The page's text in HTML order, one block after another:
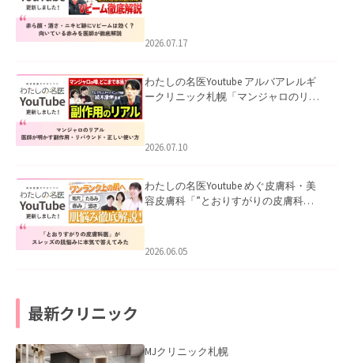
した。
2026.07.17
わたしの名医Youtube アルバアレルギ
ークリニック札幌「マンジャロのリア
た。
2026.07.10
わたしの名医Youtube めぐ皮膚科・美
容皮膚科「”とおりすがりの皮膚科
2026.06.05
最新クリニック
MJクリニック札幌